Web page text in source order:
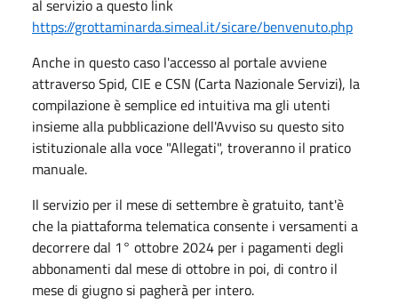
al servizio a questo link
https://grottaminarda.simeal.it/sicare/benvenuto.php
Anche in questo caso l'accesso al portale avviene
attraverso Spid, CIE e CSN (Carta Nazionale Servizi), la
compilazione è semplice ed intuitiva ma gli utenti
insieme alla pubblicazione dell'Avviso su questo sito
istituzionale alla voce "Allegati", troveranno il pratico
manuale.
Il servizio per il mese di settembre è gratuito, tant'è
che la piattaforma telematica consente i versamenti a
decorrere dal 1° ottobre 2024 per i pagamenti degli
abbonamenti dal mese di ottobre in poi, di contro il
mese di giugno si pagherà per intero.